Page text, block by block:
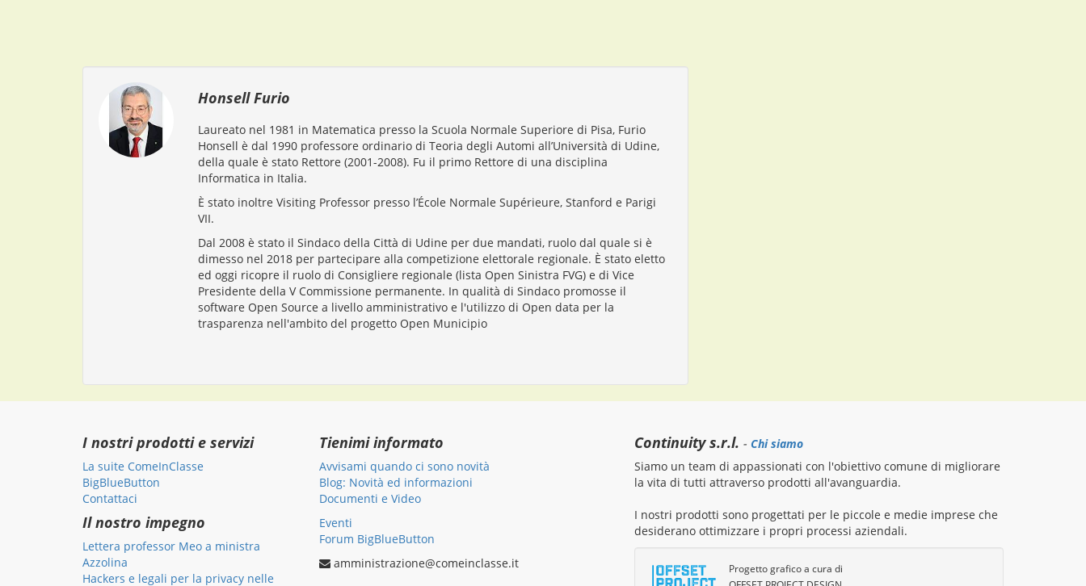
Honsell Furio
Laureato nel 1981 in Matematica presso la Scuola Normale Superiore di Pisa, Furio
Honsell è dal 1990 professore ordinario di Teoria degli Automi all’Università di Udine,
della quale è stato Rettore (2001-2008). Fu il primo Rettore di una disciplina
Informatica in Italia.
È stato inoltre Visiting Professor presso l’École Normale Supérieure, Stanford e Parigi
VII.
Dal 2008 è stato il Sindaco della Città di Udine per due mandati, ruolo dal quale si è
dimesso nel 2018 per partecipare alla competizione elettorale regionale. È stato eletto
edoggi ricopre il ruolo di Consigliere regionale (lista Open Sinistra FVG) e di Vice
Presidente della V Commissione permanente. In qualità di Sindaco promosse il
software Open Source a livello amministrativo e l'utilizzo di Open data per la
trasparenza nell'ambito del progetto Open Municipio
I nostri prodotti e servizi
La suite ComeInClasse
BigBlueButton
Contattaci
Il nostro impegno
Lettera professor Meo a ministra
Azzolina
Hackers e legali per la privacy nelle
Tienimi informato
Avvisami quando ci sono novità
Blog: Novità ed informazioni
Documenti e Video
Eventi
Forum BigBlueButton
amministrazione@comeinclasse.it
Continuity s.r.l. - Chi siamo
Siamo un team di appassionati con l'obiettivo comune di migliorare
la vita di tutti attraverso prodotti all'avanguardia.
I nostri prodotti sono progettati per le piccole e medie imprese che
desiderano ottimizzare i propri processi aziendali.
Progetto grafico a cura di